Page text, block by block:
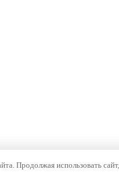
Продолжая использовать